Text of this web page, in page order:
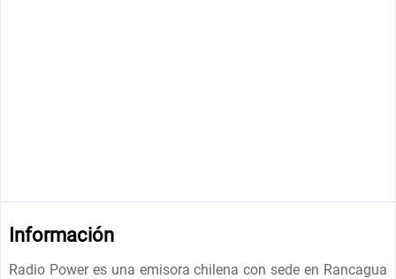
Información
Radio Power es una emisora chilena con sede en Rancagua